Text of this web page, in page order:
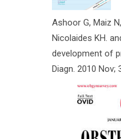
Ashoor G, Maiz
Nicolaides KH.
development of
Diagn. 2010 Nov;